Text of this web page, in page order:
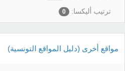
ترتيب أليكسا: 0
مواقع أخرى (دليل المواقع التونسية)